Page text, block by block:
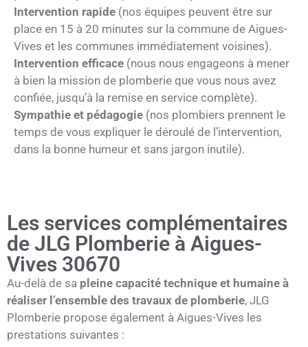
Intervention rapide (nos équipes peuvent être sur
place en 15 à 20 minutes sur la commune de Aigues-
Vives et les communes immédiatement voisines).
Intervention efficace (nous nous engageons à mener
à bien la mission de plomberie que vous nous avez
confiée, jusqu’à la remise en service complète).
Sympathie et pédagogie (nos plombiers prennent le
temps de vous expliquer le déroulé de l’intervention,
dans la bonne humeur et sans jargon inutile).
Les services complémentaires
de JLG Plomberie à Aigues-
Vives 30670
Au-delà de sa pleine capacité technique et humaine à
réaliser l’ensemble des travaux de plomberie, JLG
Plomberie propose également à Aigues-Vives les
prestations suivantes :